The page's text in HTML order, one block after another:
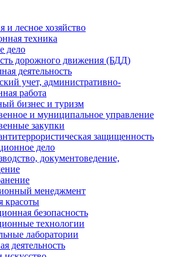
и лесное хозяйство
техника
дело
дорожного движения (БДД)
деятельность
учет, административно-
работа
бизнес и туризм
и муниципальное управление
закупки
защищенность
дело
документоведение,
менеджмент
красоты
безопасность
технологии
лаборатории
деятельность